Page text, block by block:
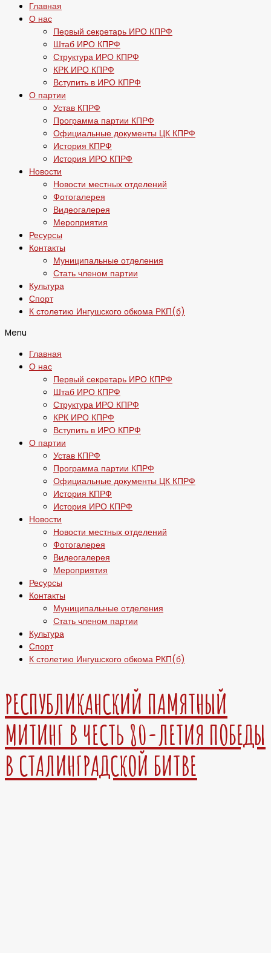
Главная
О нас
Первый секретарь ИРО КПРФ
Штаб ИРО КПРФ
Структура ИРО КПРФ
КРК ИРО КПРФ
Вступить в ИРО КПРФ
О партии
Устав КПРФ
Программа партии КПРФ
Официальные документы ЦК КПРФ
История КПРФ
История ИРО КПРФ
Новости
Новости местных отделений
Фотогалерея
Видеогалерея
Мероприятия
Ресурсы
Контакты
Муниципальные отделения
Стать членом партии
Культура
Спорт
К столетию Ингушского обкома РКП(б)
Menu
Главная
О нас
Первый секретарь ИРО КПРФ
Штаб ИРО КПРФ
Структура ИРО КПРФ
КРК ИРО КПРФ
Вступить в ИРО КПРФ
О партии
Устав КПРФ
Программа партии КПРФ
Официальные документы ЦК КПРФ
История КПРФ
История ИРО КПРФ
Новости
Новости местных отделений
Фотогалерея
Видеогалерея
Мероприятия
Ресурсы
Контакты
Муниципальные отделения
Стать членом партии
Культура
Спорт
К столетию Ингушского обкома РКП(б)
РЕСПУБЛИКАНСКИЙ ПАМЯТНЫЙ
МИТИНГ В ЧЕСТЬ 80-ЛЕТИЯ ПОБЕДЫ
В СТАЛИНГРАДСКОЙ БИТВЕ